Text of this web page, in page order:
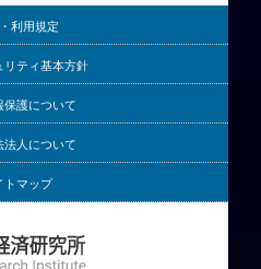
利用規定
リティ基本方針
保護について
法人について
トマップ